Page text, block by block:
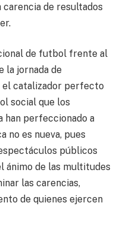
de resultados
de futbol frente al
la jornada de
el catalizador perfecto
social que los
perfeccionado a
no es nueva, pues
públicos
ánimo de las multitudes
las carencias,
de quienes ejercen